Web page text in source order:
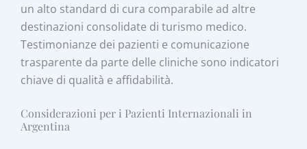
un alto standard di cura comparabile ad altre
destinazioni consolidate di turismo medico.
Testimonianze dei pazienti e comunicazione
trasparente da parte delle cliniche sono indicatori
chiave di qualità e affidabilità.
Considerazioni per i Pazienti Internazionali in
Argentina